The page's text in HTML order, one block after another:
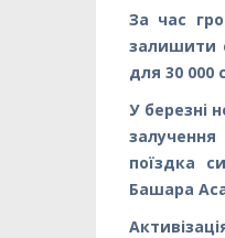
За час
залишити
для 30 000
У березні
залучення
поїздка
Башара